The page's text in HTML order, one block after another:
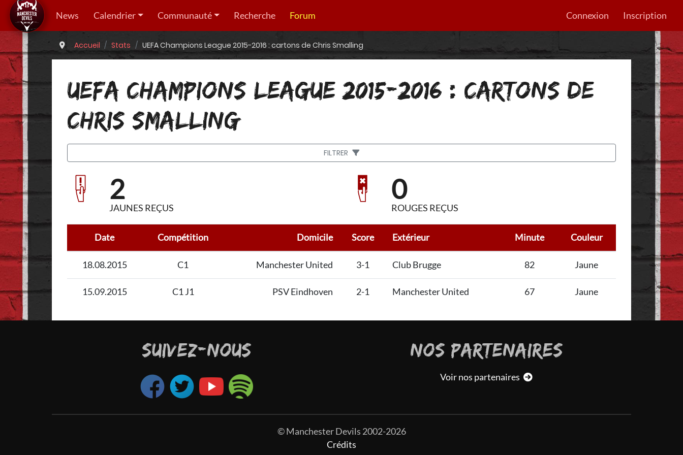
News Calendrier Communauté Recherche Forum Connexion Inscription
Accueil Stats UEFA Champions League 2015-2016 : cartons de Chris Smalling
UEFA CHAMPIONS LEAGUE 2015-2016 : CARTONS DE
CHRIS SMALLING
FILTRER
2
JAUNES REÇUS
0
ROUGES REÇUS
Date Compétition Domicile Score Extérieur Minute Couleur
18.08.2015 C1 Manchester United 3-1 Club Brugge 82 Jaune
15.09.2015 C1 J1 PSV Eindhoven 2-1 Manchester United 67 Jaune
SUIVEZ-NOUS NOS PARTENAIRES
Voir nos partenaires
© Manchester Devils 2002-2026
Crédits